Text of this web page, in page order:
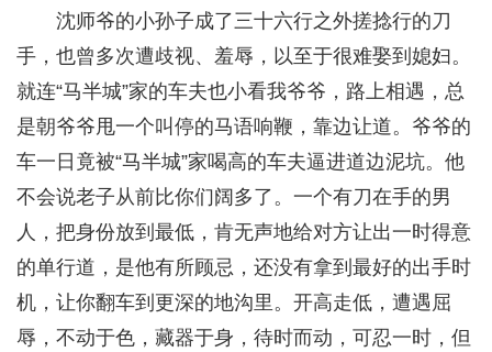
沈师爷的小孙子成了三十六行之外搓捻行的刀
手，也曾多次遭歧视、羞辱，以至于很难娶到媳妇。
就连“马半城”家的车夫也小看我爷爷，路上相遇，总
是朝爷爷甩一个叫停的马语响鞭，靠边让道。爷爷的
车一日竟被“马半城”家喝高的车夫逼进道边泥坑。他
不会说老子从前比你们阔多了。一个有刀在手的男
人，把身份放到最低，肯无声地给对方让出一时得意
的单行道，是他有所顾忌，还没有拿到最好的出手时
机，让你翻车到更深的地沟里。开高走低，遭遇屈
辱，不动于色，藏器于身，待时而动，可忍一时，但